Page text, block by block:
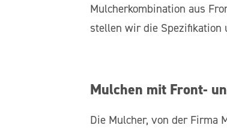
Mulcherkombination aus
stellen wir die Spezifikation
Mulchen mit Front-
Die Mulcher, von der Firma